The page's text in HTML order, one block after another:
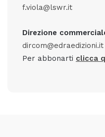
f.viola@lswr.it
Direzione
dircom@edraedizioni.it
Per abbonarti clicca